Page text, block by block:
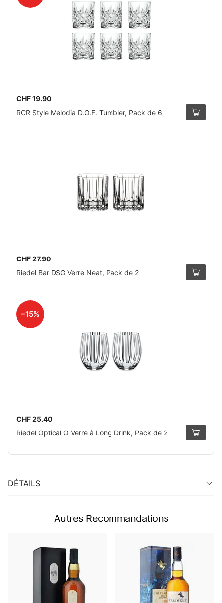
CHF 19.90
RCR Style Melodia D.O.F. Tumbler, Pack de 6
CHF 27.90
Riedel Bar DSG Verre Neat, Pack de 2
–15%
CHF 25.40
Riedel Optical O Verre à Long Drink, Pack de 2
DÉTAILS
Autres Recommandations